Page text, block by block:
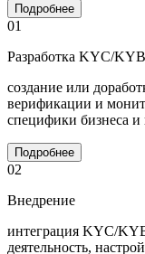
Подробнее
01
Разработка KYC/
создание или
верификации и
специфики бизнеса
Подробнее
02
Внедрение
интеграция KYC/
деятельность,